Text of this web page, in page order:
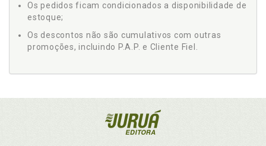
Os pedidos ficam condicionados a disponibilidade de
estoque;
Os descontos não são cumulativos com outras
promoções, incluindo P.A.P. e Cliente Fiel.